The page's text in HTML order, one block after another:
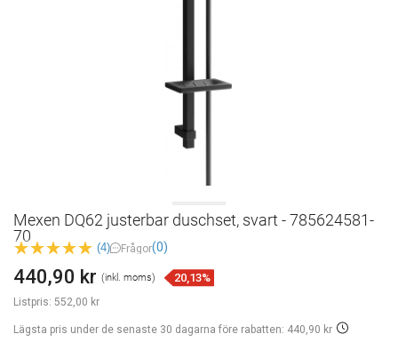
Mexen DQ62 justerbar duschset, svart - 785624581-
70
(4) Frågor(0)
Listpris: 552,00 kr
440,90 kr (inkl. moms) 20,13%
Lägsta pris under de senaste 30 dagarna före rabatten: 440,90 kr